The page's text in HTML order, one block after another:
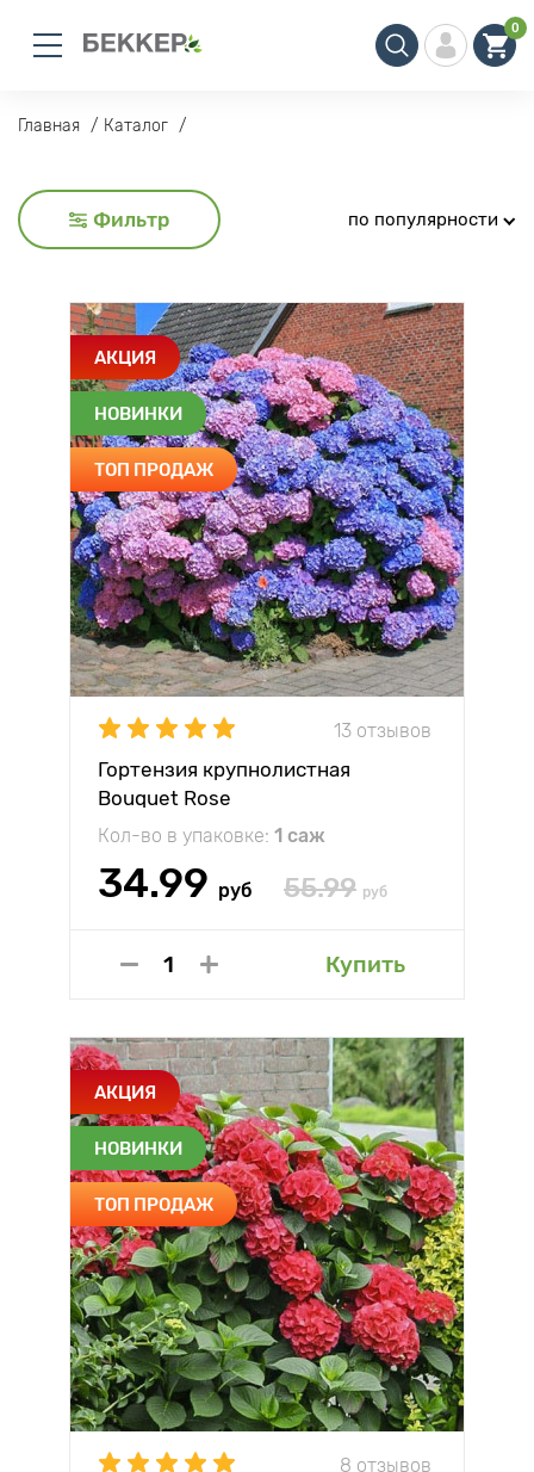
0
Главная Каталог
Фильтр по популярности
АКЦИЯ
НОВИНКИ
ТОП ПРОДАЖ
13 отзывов
Гортензия крупнолистная
Bouquet Rose
Кол-во в упаковке: 1 саж
34.99 руб 55.99 руб
Купить
АКЦИЯ
НОВИНКИ
ТОП ПРОДАЖ
8 отзывов